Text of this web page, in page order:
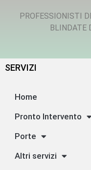
PROFESSIONISTI
BLINDATE
SERVIZI
Home
Pronto Intervento
Porte
Altri servizi